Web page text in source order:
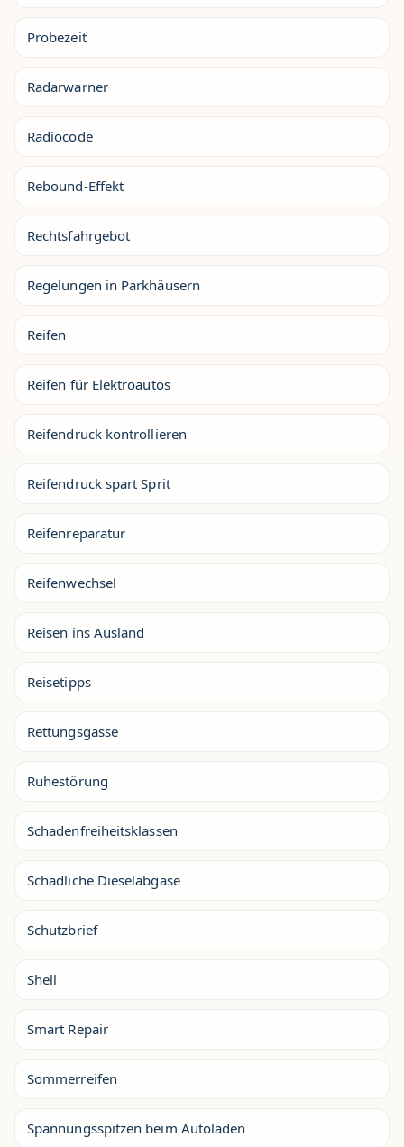
Probezeit
Radarwarner
Radiocode
Rebound-Effekt
Rechtsfahrgebot
Regelungen in Parkhäusern
Reifen
Reifen für Elektroautos
Reifendruck kontrollieren
Reifendruck spart Sprit
Reifenreparatur
Reifenwechsel
Reisen ins Ausland
Reisetipps
Rettungsgasse
Ruhestörung
Schadenfreiheitsklassen
Schädliche Dieselabgase
Schutzbrief
Shell
Smart Repair
Sommerreifen
Spannungsspitzen beim Autoladen